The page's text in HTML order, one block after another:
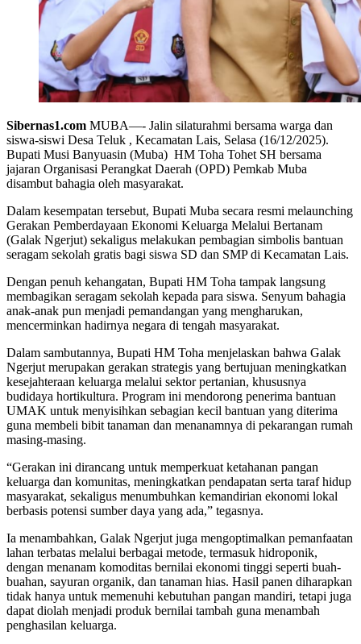
Sibernas1.com MUBA—- Jalin silaturahmi bersama warga dan
siswa-siswi Desa Teluk , Kecamatan Lais, Selasa (16/12/2025).
Bupati Musi Banyuasin (Muba) HM Toha Tohet SH bersama
jajaran Organisasi Perangkat Daerah (OPD) Pemkab Muba
disambut bahagia oleh masyarakat.
Dalam kesempatan tersebut, Bupati Muba secara resmi melaunching
Gerakan Pemberdayaan Ekonomi Keluarga Melalui Bertanam
(Galak Ngerjut) sekaligus melakukan pembagian simbolis bantuan
seragam sekolah gratis bagi siswa SD dan SMP di Kecamatan Lais.
Dengan penuh kehangatan, Bupati HM Toha tampak langsung
membagikan seragam sekolah kepada para siswa. Senyum bahagia
anak-anak pun menjadi pemandangan yang mengharukan,
mencerminkan hadirnya negara di tengah masyarakat.
Dalam sambutannya, Bupati HM Toha menjelaskan bahwa Galak
Ngerjut merupakan gerakan strategis yang bertujuan meningkatkan
kesejahteraan keluarga melalui sektor pertanian, khususnya
budidaya hortikultura. Program ini mendorong penerima bantuan
UMAK untuk menyisihkan sebagian kecil bantuan yang diterima
guna membeli bibit tanaman dan menanamnya di pekarangan rumah
masing-masing.
“Gerakan ini dirancang untuk memperkuat ketahanan pangan
keluarga dan komunitas, meningkatkan pendapatan serta taraf hidup
masyarakat, sekaligus menumbuhkan kemandirian ekonomi lokal
berbasis potensi sumber daya yang ada,” tegasnya.
Ia menambahkan, Galak Ngerjut juga mengoptimalkan pemanfaatan
lahan terbatas melalui berbagai metode, termasuk hidroponik,
dengan menanam komoditas bernilai ekonomi tinggi seperti buah-
buahan, sayuran organik, dan tanaman hias. Hasil panen diharapkan
tidak hanya untuk memenuhi kebutuhan pangan mandiri, tetapi juga
dapat diolah menjadi produk bernilai tambah guna menambah
penghasilan keluarga.